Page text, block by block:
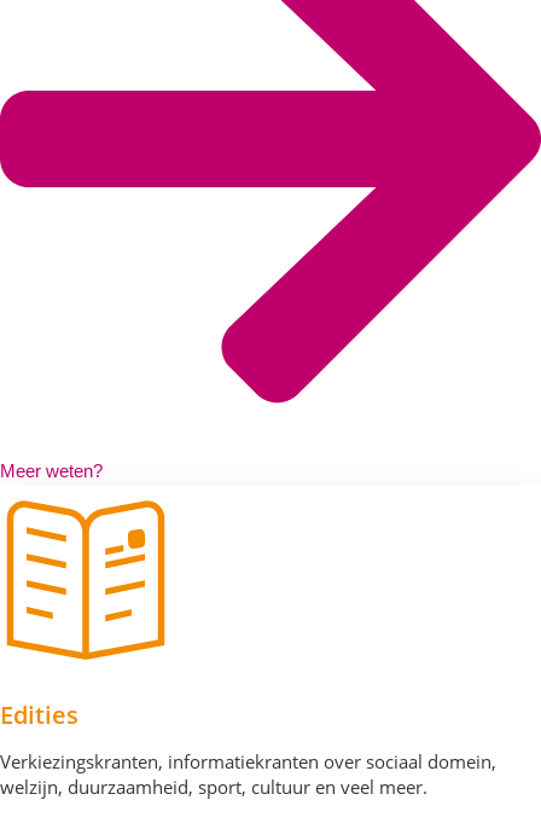
Meer weten?
Edities
Verkiezingskranten, informatiekranten over sociaal domein,
welzijn, duurzaamheid, sport, cultuur en veel meer.